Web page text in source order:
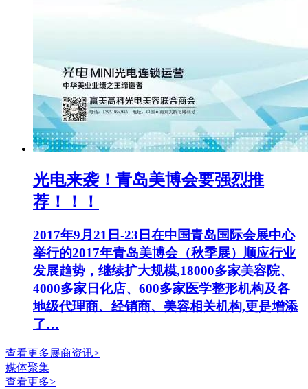
光电来袭！青岛美博会要强烈推
荐！！！
2017年9月21日-23日在中国青岛国际会展中心
举行的2017年青岛美博会（秋季展）顺应行业
发展趋势，继续扩大规模,18000多家美容院、
4000多家日化店、600多家医学整形机构及各
地级代理商、经销商、美容相关机构,更是增添
了…
查看更多展商资讯>
媒体聚集
查看更多>